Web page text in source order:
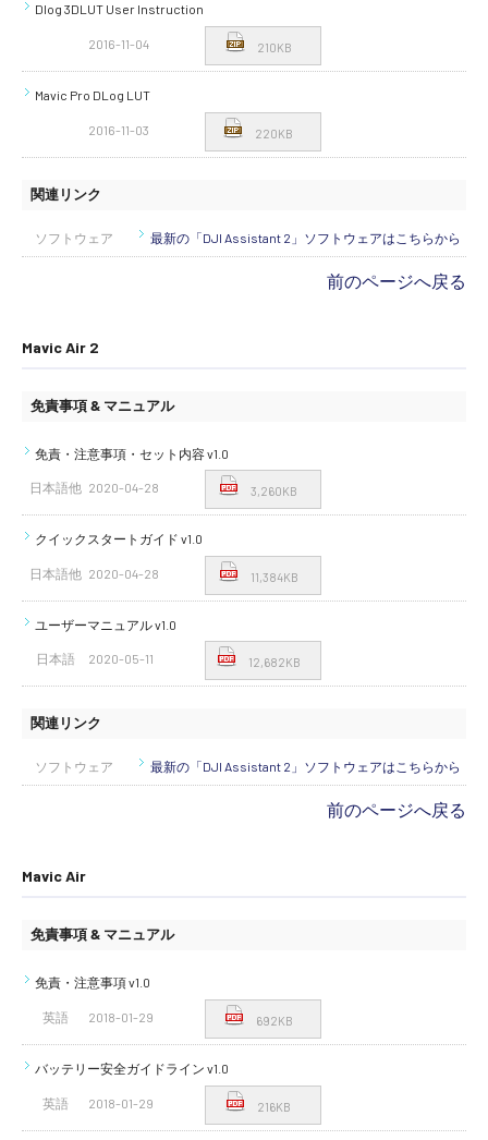
Dlog 3DLUT User Instruction
2016-11-04 210KB
Mavic Pro DLog LUT
2016-11-03 220KB
関連リンク
ソフトウェア 最新の「DJI Assistant 2」ソフトウェアはこちらから
前のページへ戻る
Mavic Air 2
免責事項 & マニュアル
免責・注意事項・セット内容 v1.0
日本語他 2020-04-28 3,260KB
クイックスタートガイド v1.0
日本語他 2020-04-28 11,384KB
ユーザーマニュアル v1.0
日本語 2020-05-11 12,682KB
関連リンク
ソフトウェア 最新の「DJI Assistant 2」ソフトウェアはこちらから
前のページへ戻る
Mavic Air
免責事項 & マニュアル
免責・注意事項 v1.0
英語 2018-01-29 692KB
バッテリー安全ガイドライン v1.0
英語 2018-01-29 216KB